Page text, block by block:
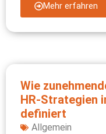
Mehr erfahren
Wie
HR‑Strategien
definiert
Allgemein